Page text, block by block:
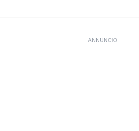
ANNUNCIO